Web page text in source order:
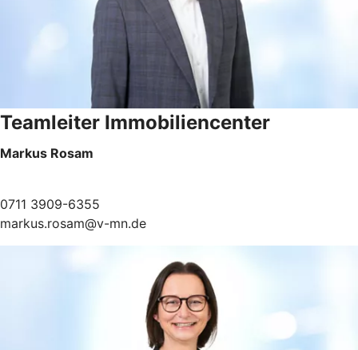
Teamleiter Immobiliencenter
Markus Rosam
0711 3909-6355
markus.rosam@v-mn.de